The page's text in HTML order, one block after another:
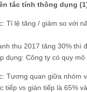
tắc tính thông dụng
Tỉ lệ tăng / giảm so với
thu 2017 tăng 30% thì
dụng: Công ty có quy
Tương quan giữa nhóm
tiếp vs gián tiếp là 65%